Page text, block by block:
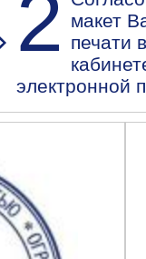
2
макет
печати
электронной